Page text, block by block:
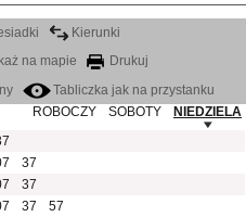
Kierunki
na mapie
Drukuj
Tabliczka jak na przystanku
ROBOCZY
SOBOTY
NIEDZIELA
37
37
37
57